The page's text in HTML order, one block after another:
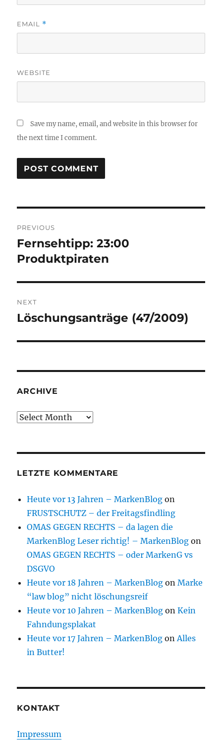
EMAIL *
WEBSITE
Save my name, email, and website in this browser for
the next time I comment.
navigation
PREVIOUS
Previous
post:
Fernsehtipp: 23:00
Produktpiraten
NEXT
Next
Löschungsanträge (47/2009)
ARCHIVE
Archive
LETZTE KOMMENTARE
Heute vor 13 Jahren – MarkenBlog on
FRUSTSCHUTZ – der Freitagsfindling
OMAS GEGEN RECHTS – da lagen die
MarkenBlog Leser richtig! – MarkenBlog on
OMAS GEGEN RECHTS – oder MarkenG vs
DSGVO
Heute vor 18 Jahren – MarkenBlog onMarke
“law blog” nicht löschungsreif
Heute vor 10 Jahren – MarkenBlog onKein
Fahndungsplakat
Heute vor 17 Jahren – MarkenBlog onAlles
in Butter!
KONTAKT
Impressum